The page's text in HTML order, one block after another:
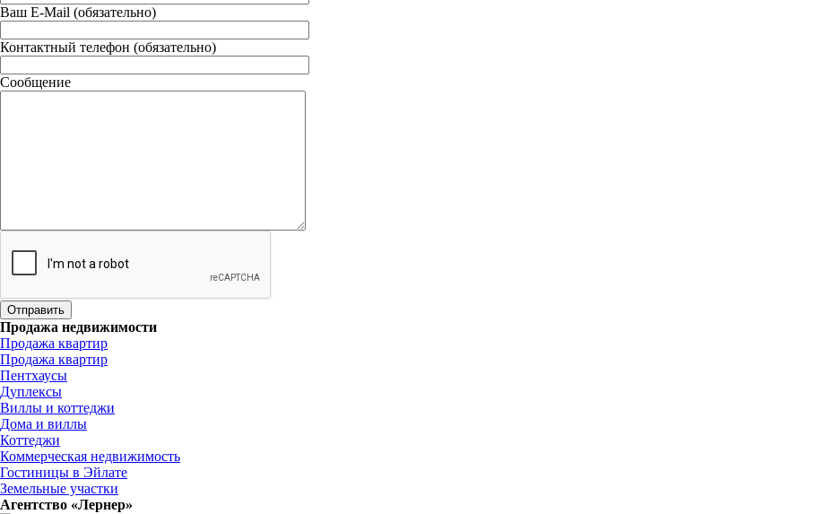
Ваш E-Mail (обязательно)
Контактный телефон (обязательно)
Сообщение
Продажа недвижимости
Продажа квартир
Продажа квартир
Пентхаусы
Дуплексы
Виллы и коттеджи
Дома и виллы
Коттеджи
Коммерческая недвижимость
Гостиницы в Эйлате
Земельные участки
Агентство «Лернер»